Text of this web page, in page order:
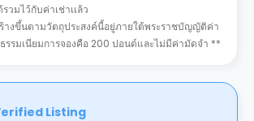
วมไว้กับค่าเช่าเเล้ว
างขึ้นตามวัตถุประสงค์นี้อยู่ภายใต้พระราชบัญญัติค่า
รรมเนียมการจองคือ 200 ปอนด์และไม่มีค่ามัดจำ **
Listing